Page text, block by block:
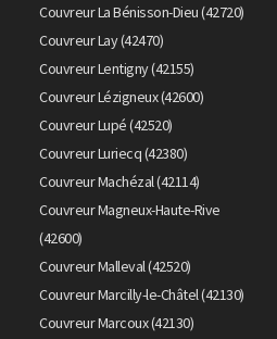
Couvreur La Bénisson-Dieu (42720)
Couvreur Lay (42470)
Couvreur Lentigny (42155)
Couvreur Lézigneux (42600)
Couvreur Lupé (42520)
Couvreur Luriecq (42380)
Couvreur Machézal (42114)
Couvreur Magneux-Haute-Rive
(42600)
Couvreur Malleval (42520)
Couvreur Marcilly-le-Châtel (42130)
Couvreur Marcoux (42130)